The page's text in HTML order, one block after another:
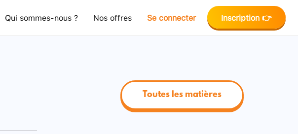
Qui sommes-nous ? Nos offres Se connecter Inscription 👉
Toutes les matières